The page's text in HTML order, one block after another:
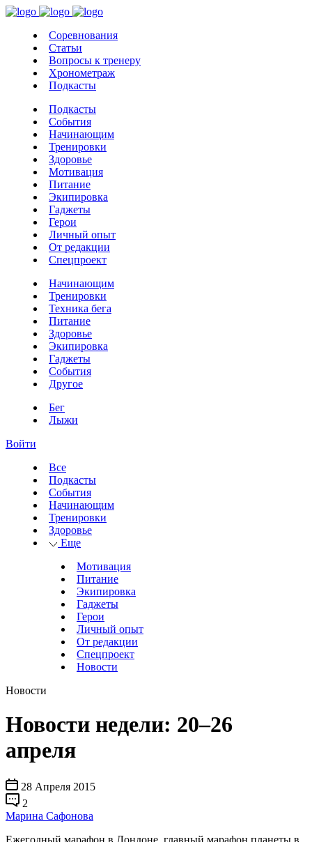
Соревнования
Статьи
Вопросы к тренеру
Хронометраж
Подкасты
Подкасты
События
Начинающим
Тренировки
Здоровье
Мотивация
Питание
Экипировка
Гаджеты
Герои
Личный опыт
От редакции
Спецпроект
Начинающим
Тренировки
Техника бега
Питание
Здоровье
Экипировка
Гаджеты
События
Другое
Бег
Лыжи
Войти
Все
Подкасты
События
Начинающим
Тренировки
Здоровье
Еще
Мотивация
Питание
Экипировка
Гаджеты
Герои
Личный опыт
От редакции
Спецпроект
Новости
Новости
Новости недели: 20–26
апреля
28 Апреля 2015
2
Марина Сафонова
Ежегодный марафон в Лондоне, главный марафон планеты в